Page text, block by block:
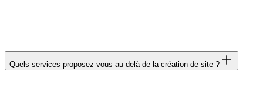
Quels services proposez-vous au-delà de la création de site ?